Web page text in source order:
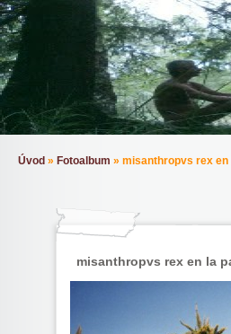
Úvod » Fotoalbum » misanthropvs rex en
misanthropvs rex en la